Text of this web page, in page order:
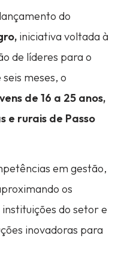
do
iniciativa voltada à
de líderes para o
meses, o
de 16 a 25 anos,
e rurais de Passo
em gestão,
os
do setor e
inovadoras para